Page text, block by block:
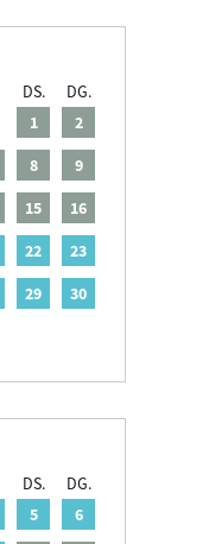
DS.
DG.
1
2
8
9
15
16
22
23
29
30
DS.
DG.
5
6